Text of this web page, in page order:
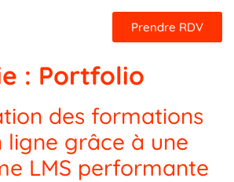
Prendre RDV
: Portfolio
des formations
ligne grâce à une
LMS performante